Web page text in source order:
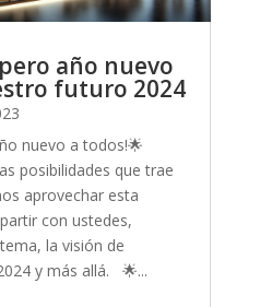
año nuevo
futuro 2024
nuevo a todos!🌟
posibilidades que trae
aprovechar esta
con ustedes,
la visión de
y más allá. 🌟...